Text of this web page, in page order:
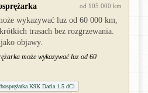
od 105 000 km
wykazywać luz od 60 000 km,
trasach bez rozgrzewania.
objawy.
może wykazywać luz od 60
K9K Dacia 1.5 dCi